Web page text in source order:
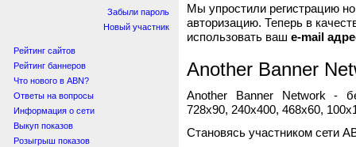
Забыли пароль
Новый участник
Рейтинг сайтов
Рейтинг баннеров
Что нового в ABN?
Ответы на вопросы
Информация о сети
Выкуп показов
Розыгрыш показов
Мы упростили регистрацию
авторизацию. Теперь в
использовать ваш e-mail
Another Banner
Another Banner Network -
728x90, 240x400, 468x60,
Становясь участником сети